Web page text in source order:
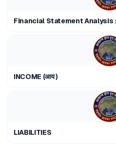
Financial Statement Analysis :
INCOME (आय )
LIABILITIES